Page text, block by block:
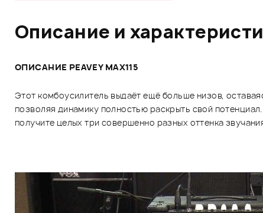
Описание и
ОПИСАНИЕ PEAVEY MAX115
Этот комбоусилитель выдаёт ещё больше низов,
позволяя динамику полностью раскрыть свой
получите целых три совершенно разных оттенка